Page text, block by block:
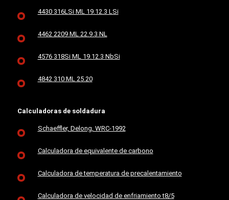
4430 316LSi ML 19.12.3 LSi
4462 2209 ML 22.9.3 NL
4576 318Si ML 19.12.3 NbSi
4842 310 ML 25.20
Calculadoras de soldadura
Schaeffler, Delong, WRC-1992
Calculadora de equivalente de carbono
Calculadora de temperatura de precalentamiento
Calculadora de velocidad de enfriamiento t8/5